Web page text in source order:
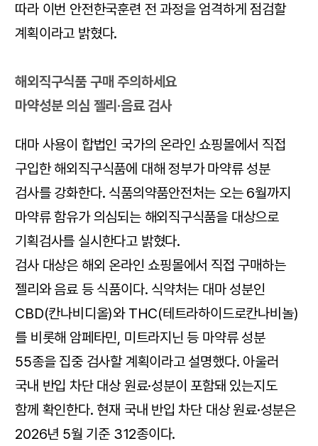
따라 이번 안전한국훈련 전 과정을 엄격하게 점검할
계획이라고 밝혔다.
해외직구식품 구매 주의하세요
마약성분 의심 젤리·음료 검사
대마 사용이 합법인 국가의 온라인 쇼핑몰에서 직접
구입한 해외직구식품에 대해 정부가 마약류 성분
검사를 강화한다. 식품의약품안전처는 오는 6월까지
마약류 함유가 의심되는 해외직구식품을 대상으로
기획검사를 실시한다고 밝혔다.
검사 대상은 해외 온라인 쇼핑몰에서 직접 구매하는
젤리와 음료 등 식품이다. 식약처는 대마 성분인
CBD(칸나비디올)와 THC(테트라하이드로칸나비놀)
를 비롯해 암페타민, 미트라지닌 등 마약류 성분
55종을 집중 검사할 계획이라고 설명했다. 아울러
국내 반입 차단 대상 원료·성분이 포함돼 있는지도
함께 확인한다. 현재 국내 반입 차단 대상 원료·성분은
2026년 5월 기준 312종이다.